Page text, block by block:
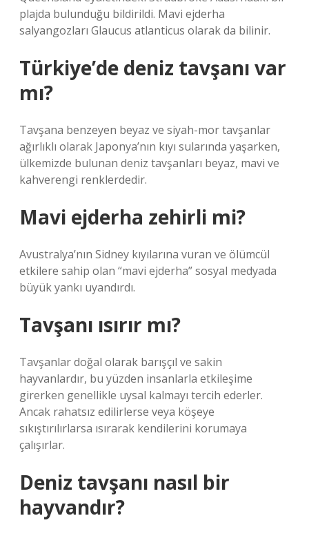
plajda bulunduğu bildirildi. Mavi ejderha
salyangozları Glaucus atlanticus olarak da bilinir.
Türkiye’de deniz tavşanı var
mı?
Tavşana benzeyen beyaz ve siyah-mor tavşanlar
ağırlıklı olarak Japonya’nın kıyı sularında yaşarken,
ülkemizde bulunan deniz tavşanları beyaz, mavi ve
kahverengi renklerdedir.
Mavi ejderha zehirli mi?
Avustralya’nın Sidney kıyılarına vuran ve ölümcül
etkilere sahip olan “mavi ejderha” sosyal medyada
büyük yankı uyandırdı.
Tavşanı ısırır mı?
Tavşanlar doğal olarak barışçıl ve sakin
hayvanlardır, bu yüzden insanlarla etkileşime
girerken genellikle uysal kalmayı tercih ederler.
Ancak rahatsız edilirlerse veya köşeye
sıkıştırılırlarsa ısırarak kendilerini korumaya
çalışırlar.
Deniz tavşanı nasıl bir
hayvandır?